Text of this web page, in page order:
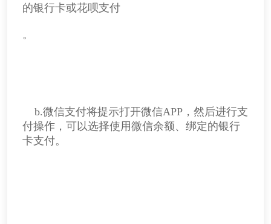
的银行卡或花呗支付
。
b.微信支付将提示打开微信APP，然后进行支
付操作，可以选择使用微信余额、绑定的银行
卡支付。